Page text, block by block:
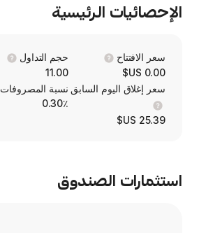
الإحصائيات الرئيسية
سعر الافتتاح
0.00 US$
حجم التداول
11.00
سعر إغلاق اليوم السابق
25.39 US$
نسبة المصروفات
0.30٪
استثمارات الصندوق